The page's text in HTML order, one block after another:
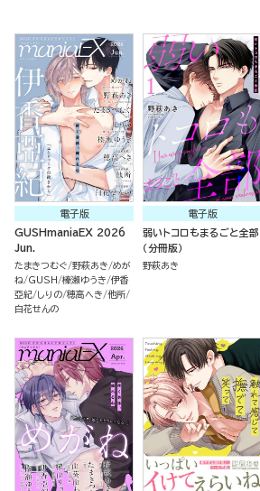
電子版
GUSHmaniaEX 2026
Jun.
たまきつむぐ 野萩あき めが
ね
GUSH 榛瀬ゆうき 伊香
亞紀 しりの 穂高へき 他所
白花せんの
電子版
弱いトコロもまるごと全部
（分冊版）
野萩あき